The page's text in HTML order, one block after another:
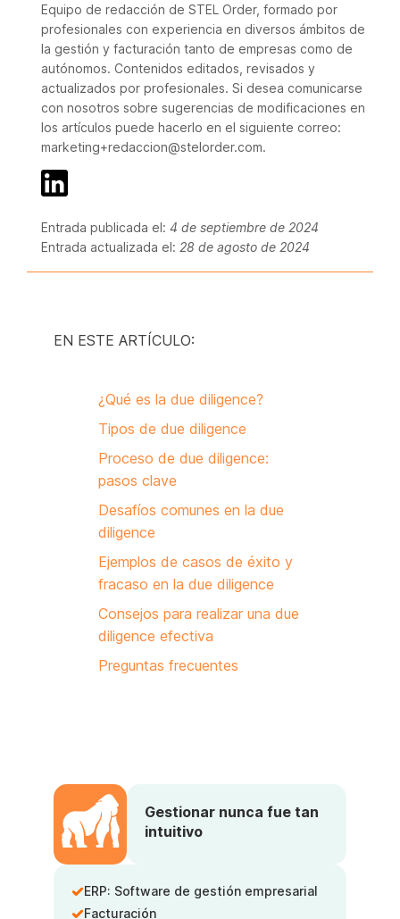
Equipo de redacción de STEL Order, formado por
profesionales con experiencia en diversos ámbitos de
la gestión y facturación tanto de empresas como de
autónomos. Contenidos editados, revisados y
actualizados por profesionales. Si desea comunicarse
con nosotros sobre sugerencias de modificaciones en
los artículos puede hacerlo en el siguiente correo:
marketing+redaccion@stelorder.com.
Entrada publicada el: 4 de septiembre de 2024
Entrada actualizada el: 28 de agosto de 2024
EN ESTE ARTÍCULO:
¿Qué es la due diligence?
Tipos de due diligence
Proceso de due diligence:
pasos clave
Desafíos comunes en la due
diligence
Ejemplos de casos de éxito y
fracaso en la due diligence
Consejos para realizar una due
diligence efectiva
Preguntas frecuentes
Gestionar nunca fue tan
intuitivo
ERP: Software de gestión empresarial
Facturación